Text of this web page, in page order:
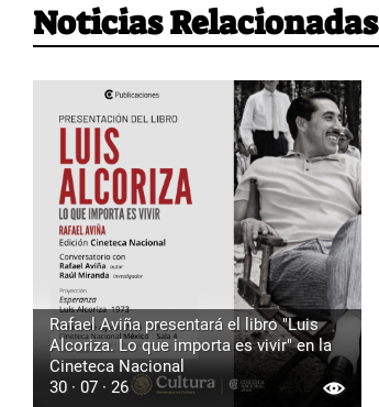
Noticias Relacionadas
Rafael Aviña presentará el libro "Luis
Alcoriza. Lo que importa es vivir" en la
Cineteca Nacional
30 · 07 · 26